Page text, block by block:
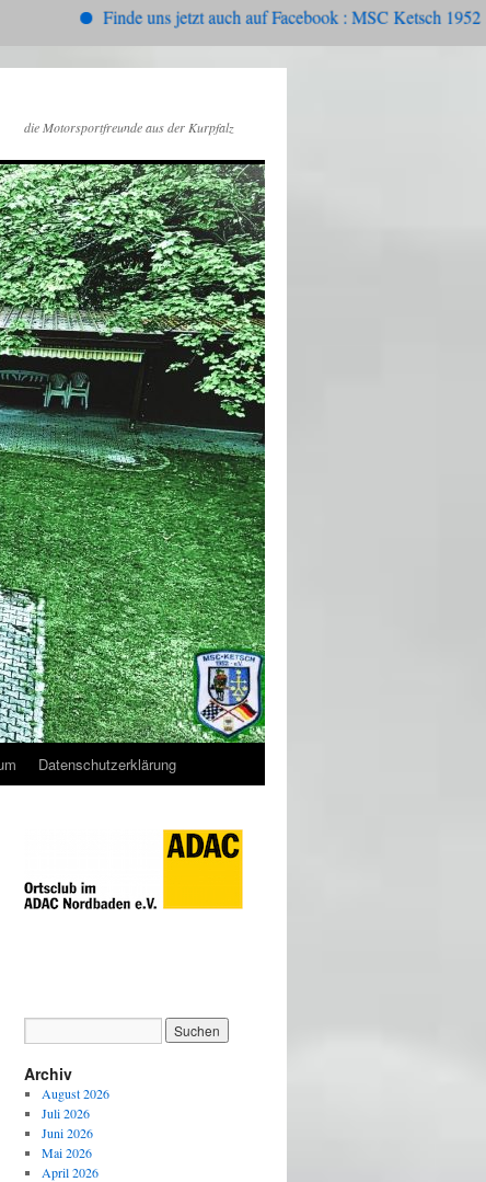
Finde uns jetzt auch auf Facebook : MSC Ketsch 1952 , oder
die Motorsportfreunde aus der Kurpfalz
Datenschutzerklärung
Archiv
August 2026
Juli 2026
Juni 2026
Mai 2026
April 2026